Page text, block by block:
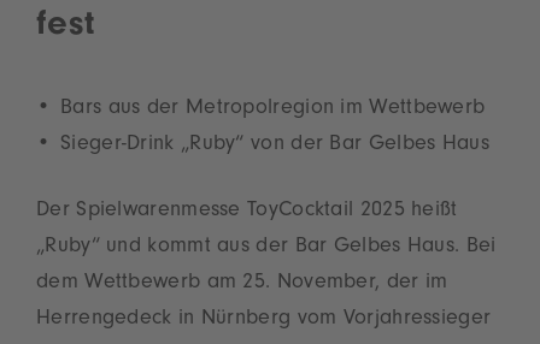
fest
Bars aus der Metropolregion im Wettbewerb
Sieger-Drink „Ruby“ von der Bar Gelbes Haus
Der Spielwarenmesse ToyCocktail 2025 heißt
„Ruby“ und kommt aus der Bar Gelbes Haus. Bei
dem Wettbewerb am 25. November, der im
Herrengedeck in Nürnberg vom Vorjahressieger